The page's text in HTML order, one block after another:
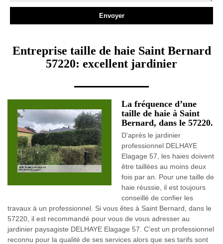
Entreprise taille de haie Saint Bernard
57220: excellent jardinier
La fréquence d’une
taille de haie à Saint
Bernard, dans le 57220.
D’après le jardinier
professionnel DELHAYE
Elagage 57, les haies doivent
être taillées au moins deux
fois par an. Pour une taille de
haie réussie, il est toujours
conseillé de confier les
travaux à un professionnel. Si vous êtes à Saint Bernard, dans le
57220, il est recommandé pour vous de vous adresser au
jardinier paysagiste DELHAYE Elagage 57. C’est un professionnel
reconnu pour la qualité de ses services alors que ses tarifs sont